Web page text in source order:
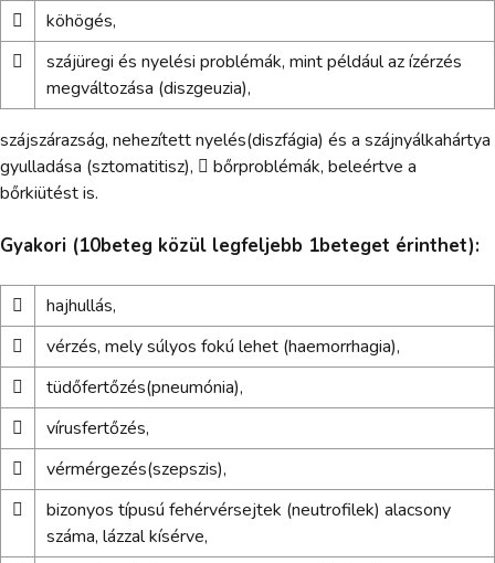

köhögés,

szájüregi és nyelési problémák, mint például az ízérzés
megváltozása (diszgeuzia),
szájszárazság, nehezített nyelés(diszfágia) és a szájnyálkahártya
gyulladása (sztomatitisz),  bőrproblémák, beleértve a
bőrkiütést is.
Gyakori (10beteg közül legfeljebb 1beteget érinthet):

hajhullás,

vérzés, mely súlyos fokú lehet (haemorrhagia),

tüdőfertőzés(pneumónia),

vírusfertőzés,

vérmérgezés(szepszis),

bizonyos típusú fehérvérsejtek (neutrofilek) alacsony
száma, lázzal kísérve,